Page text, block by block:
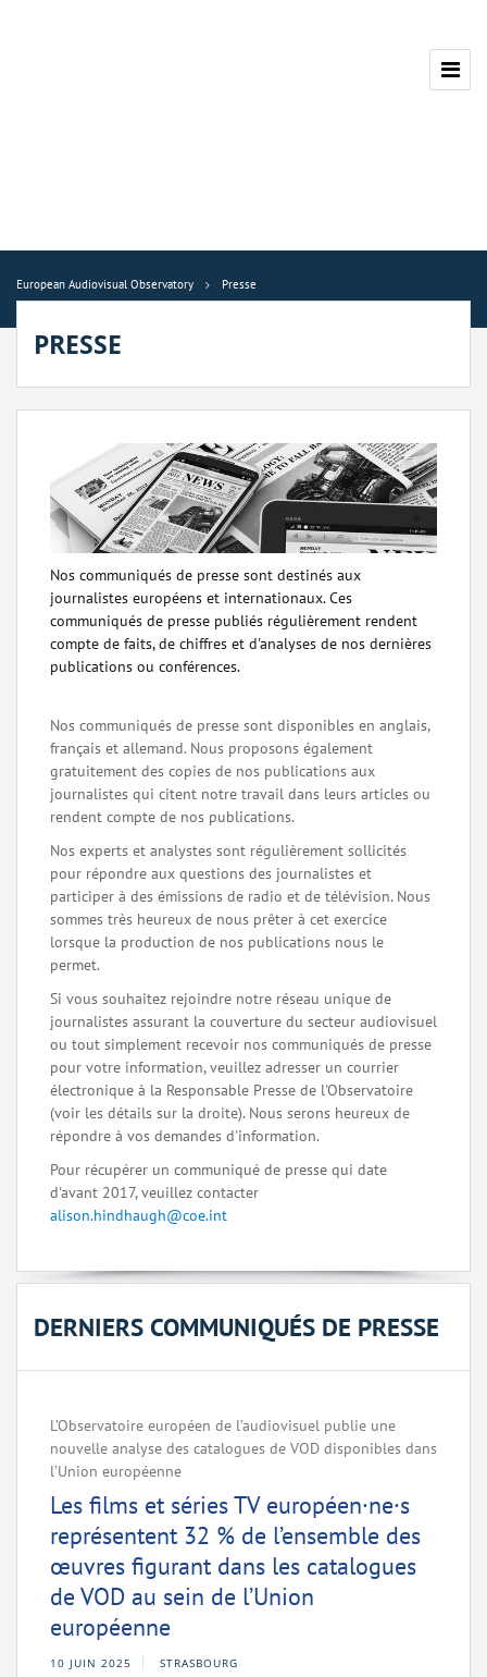
European Audiovisual Observatory Presse
PRESSE
Nos communiqués de presse sont destinés aux
journalistes européens et internationaux. Ces
communiqués de presse publiés régulièrement rendent
compte de faits, de chiffres et d'analyses de nos dernières
publications ou conférences.
Nos communiqués de presse sont disponibles en anglais,
français et allemand. Nous proposons également
gratuitement des copies de nos publications aux
journalistes qui citent notre travail dans leurs articles ou
rendent compte de nos publications.
Nos experts et analystes sont régulièrement sollicités
pour répondre aux questions des journalistes et
participer à des émissions de radio et de télévision. Nous
sommes très heureux de nous prêter à cet exercice
lorsque la production de nos publications nous le
permet.
Si vous souhaitez rejoindre notre réseau unique de
journalistes assurant la couverture du secteur audiovisuel
ou tout simplement recevoir nos communiqués de presse
pour votre information, veuillez adresser un courrier
électronique à la Responsable Presse de l'Observatoire
(voir les détails sur la droite). Nous serons heureux de
répondre à vos demandes d'information.
Pour récupérer un communiqué de presse qui date
d'avant 2017, veuillez contacter
alison.hindhaugh@coe.int
DERNIERS COMMUNIQUÉS DE PRESSE
L’Observatoire européen de l’audiovisuel publie une
nouvelle analyse des catalogues de VOD disponibles dans
l’Union européenne
Les films et séries TV européen·ne·s
représentent 32 % de l’ensemble des
œuvres figurant dans les catalogues
de VOD au sein de l’Union
européenne
10 JUIN 2025 STRASBOURG